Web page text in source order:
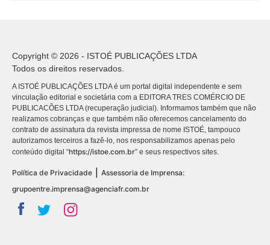
Copyright © 2026 - ISTOÉ PUBLICAÇÕES LTDA
Todos os direitos reservados.
A ISTOÉ PUBLICAÇÕES LTDA é um portal digital independente e sem
vinculação editorial e societária com a EDITORA TRES COMÉRCIO DE
PUBLICACÕES LTDA (recuperação judicial). Informamos também que não
realizamos cobranças e que também não oferecemos cancelamento do
contrato de assinatura da revista impressa de nome ISTOÉ, tampouco
autorizamos terceiros a fazê-lo, nos responsabilizamos apenas pelo
conteúdo digital “https://istoe.com.br” e seus respectivos sites.
Política de Privacidade
Assessoria de Imprensa:
grupoentre.imprensa@agenciafr.com.br